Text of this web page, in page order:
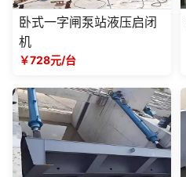
卧式一字闸泵站液压启闭
机
￥728元/台